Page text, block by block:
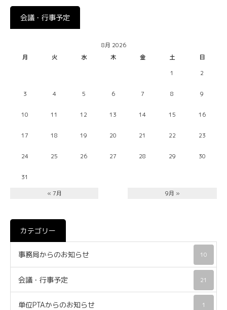
会議・行事予定
8月 2026
月
火 水 木 金 土
日
1
2
3 4 5 6 7 8 9
10 11 12 13 14 15 16
17 18 19 20 21 22 23
24 25 26 27 28 29 30
31
« 7月
9月 »
カテゴリー
事務局からのお知らせ 10
会議・行事予定 21
単位PTAからのお知らせ 1